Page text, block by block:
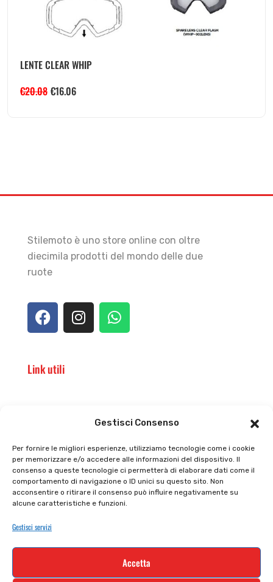
Gestisci Consenso
Per fornire le migliori esperienze, utilizziamo tecnologie come i cookie
per memorizzare e/o accedere alle informazioni del dispositivo. Il
consenso a queste tecnologie ci permetterà di elaborare dati come il
comportamento di navigazione o ID unici su questo sito. Non
acconsentire o ritirare il consenso può influire negativamente su
alcune caratteristiche e funzioni.
Gestisci servizi
Accetta
LENTE CLEAR WHIP
€20.08 €16.06
Stilemoto è uno store online con oltre
diecimila prodotti del mondo delle due
ruote
Link utili
Privacy policy
Cookie policy
Tutti prodotti
Termini e condizioni